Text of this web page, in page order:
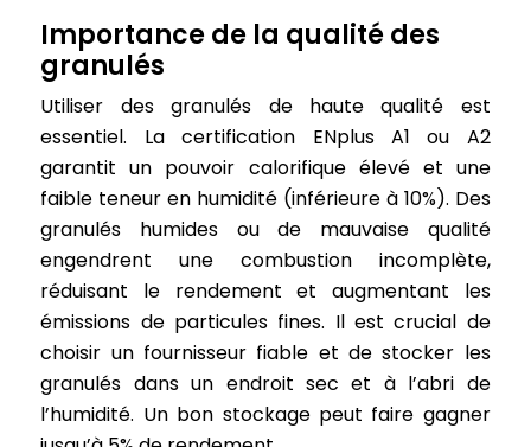
Importance de la qualité des
granulés
Utiliser des granulés de haute qualité est
essentiel. La certification ENplus A1 ou A2
garantit un pouvoir calorifique élevé et une
faible teneur en humidité (inférieure à 10%). Des
granulés humides ou de mauvaise qualité
engendrent une combustion incomplète,
réduisant le rendement et augmentant les
émissions de particules fines. Il est crucial de
choisir un fournisseur fiable et de stocker les
granulés dans un endroit sec et à l’abri de
l’humidité. Un bon stockage peut faire gagner